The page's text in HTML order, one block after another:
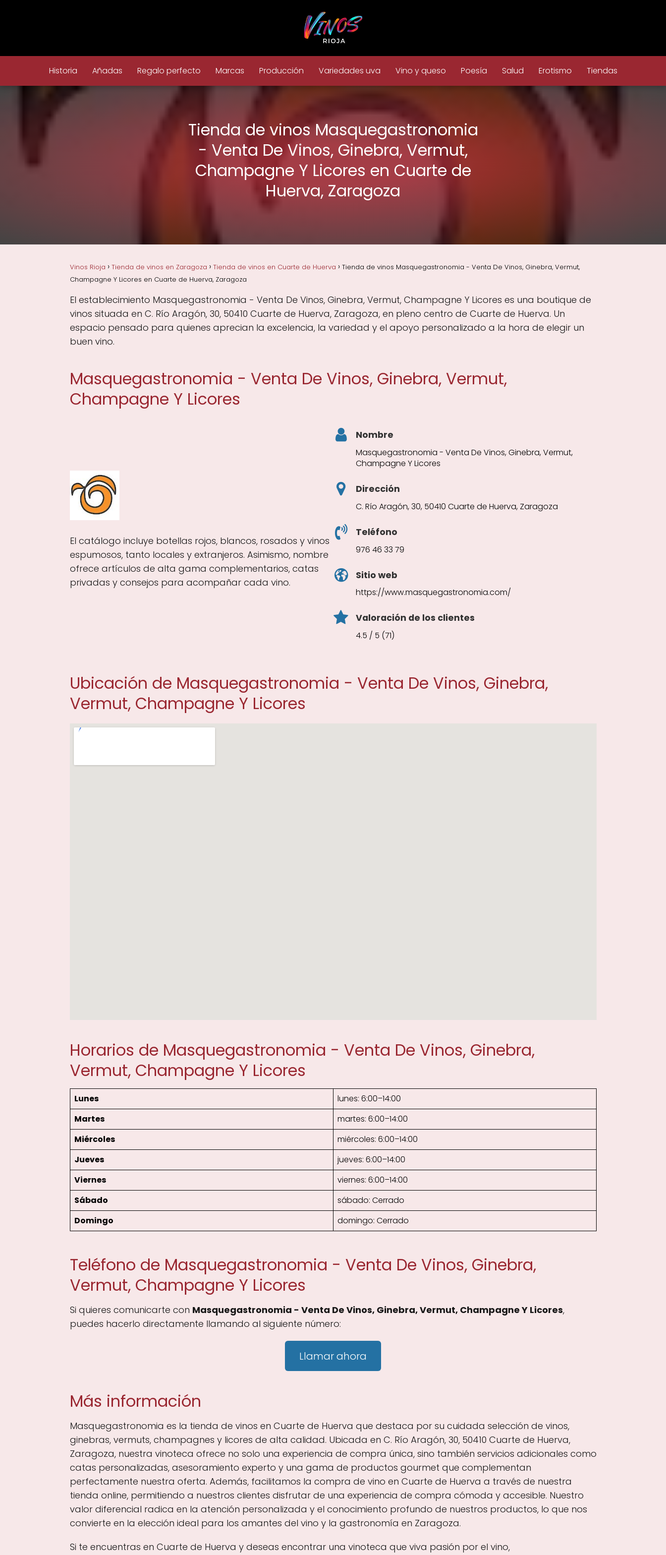
Historia Añadas Regalo perfecto Marcas Producción Variedades uva Vino y queso Poesía Salud Erotismo Tiendas
Tienda de vinos Masquegastronomia
- Venta De Vinos, Ginebra, Vermut,
Champagne Y Licores en Cuarte de
Huerva, Zaragoza
Vinos Rioja Tienda de vinos en Zaragoza Tienda de vinos en Cuarte de Huerva
Tienda de vinos Masquegastronomia - Venta De Vinos, Ginebra, Vermut,
Champagne Y Licores en Cuarte de Huerva, Zaragoza
El establecimiento Masquegastronomia - Venta De Vinos, Ginebra, Vermut, Champagne Y Licores es una boutique de
vinos situada en C. Río Aragón, 30, 50410 Cuarte de Huerva, Zaragoza, en pleno centro de Cuarte de Huerva. Un
espacio pensado para quienes aprecian la excelencia, la variedad y el apoyo personalizado a la hora de elegir un
buen vino.
Masquegastronomia - Venta De Vinos, Ginebra, Vermut,
Champagne Y Licores
El catálogo incluye botellas rojos, blancos, rosados y vinos
espumosos, tanto locales y extranjeros. Asimismo, nombre
ofrece artículos de alta gama complementarios, catas
privadas y consejos para acompañar cada vino.
Nombre
Masquegastronomia - Venta De Vinos, Ginebra, Vermut,
Champagne Y Licores
Dirección
C. Río Aragón, 30, 50410 Cuarte de Huerva, Zaragoza
Teléfono
976 46 33 79
Sitio web
https://www.masquegastronomia.com/
Valoración de los clientes
4.5 / 5 (71)
Ubicación de Masquegastronomia - Venta De Vinos, Ginebra,
Vermut, Champagne Y Licores
Horarios de Masquegastronomia - Venta De Vinos, Ginebra,
Vermut, Champagne Y Licores
Lunes
lunes: 6:00–14:00
Martes
martes: 6:00–14:00
Miércoles
miércoles: 6:00–14:00
Jueves
jueves: 6:00–14:00
Viernes
viernes: 6:00–14:00
Sábado
sábado: Cerrado
Domingo
domingo: Cerrado
Teléfono de Masquegastronomia - Venta De Vinos, Ginebra,
Vermut, Champagne Y Licores
Si quieres comunicarte con Masquegastronomia - Venta De Vinos, Ginebra, Vermut, Champagne Y Licores,
puedes hacerlo directamente llamando al siguiente número:
Llamar ahora
Más información
Masquegastronomia es la tienda de vinos en Cuarte de Huerva que destaca por su cuidada selección de vinos,
ginebras, vermuts, champagnes y licores de alta calidad. Ubicada en C. Río Aragón, 30, 50410 Cuarte de Huerva,
Zaragoza, nuestra vinoteca ofrece no solo una experiencia de compra única, sino también servicios adicionales como
catas personalizadas, asesoramiento experto y una gama de productos gourmet que complementan
perfectamente nuestra oferta. Además, facilitamos la compra de vino en Cuarte de Huerva a través de nuestra
tienda online, permitiendo a nuestros clientes disfrutar de una experiencia de compra cómoda y accesible. Nuestro
valor diferencial radica en la atención personalizada y el conocimiento profundo de nuestros productos, lo que nos
convierte en la elección ideal para los amantes del vino y la gastronomía en Zaragoza.
Si te encuentras en Cuarte de Huerva y deseas encontrar una vinoteca que viva pasión por el vino,